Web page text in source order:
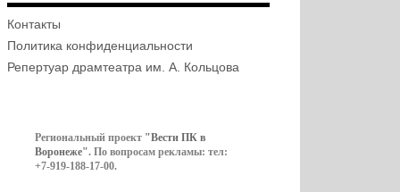
Контакты
Политика конфиденциальности
Репертуар драмтеатра им. А. Кольцова
Региональный проект "Вести ПК в
Воронеже". По вопросам рекламы: тел:
+7-919-188-17-00.